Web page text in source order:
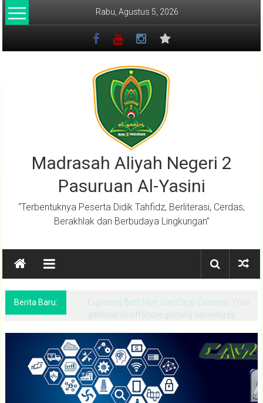
Lompat
ke
Rabu, Agustus 5, 2026
Madrasah Aliyah Negeri 2
Pasuruan Al-Yasini
“Terbentuknya Peserta Didik Tahfidz, Berliterasi, Cerdas,
Berakhlak dan Berbudaya Lingkungan”
Berita Baru:
Hellspin Casino: Quick‑Hit Slots, Fast Wins,
and Short Play Sessions